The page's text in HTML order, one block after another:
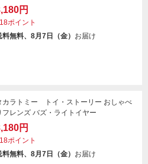
円
ポイント
料無料、8月7日（金） お届け
カラトミー トイ・ストーリー おしゃべ
フレンズ バズ・ライトイヤー
円
ポイント
料無料、8月7日（金） お届け